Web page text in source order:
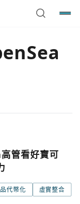
管看好寶可
代幣化 虛實整合